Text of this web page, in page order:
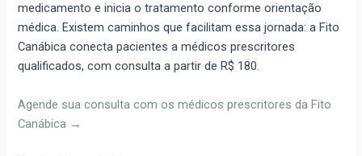
medicamento e inicia o tratamento conforme orientação
médica. Existem caminhos que facilitam essa jornada: a Fito
Canábica conecta pacientes a médicos prescritores
qualificados, com consulta a partir de R$ 180.
Agende sua consulta com os médicos prescritores da Fito
Canábica →